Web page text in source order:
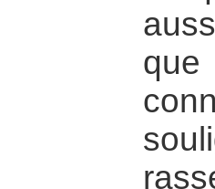
que